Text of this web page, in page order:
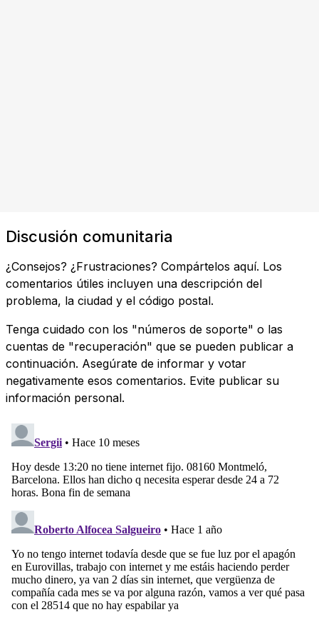
Discusión comunitaria
¿Consejos? ¿Frustraciones? Compártelos aquí. Los
comentarios útiles incluyen una descripción del
problema, la ciudad y el código postal.
Tenga cuidado con los "números de soporte" o las
cuentas de "recuperación" que se pueden publicar a
continuación. Asegúrate de informar y votar
negativamente esos comentarios. Evite publicar su
información personal.